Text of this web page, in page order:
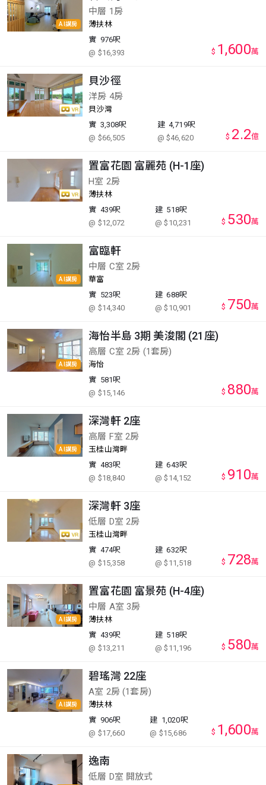
AI講房
中層 1房
薄扶林
實 976呎
@ $16,393
$ 1,600萬
貝沙徑
洋房 4房
貝沙灣
實 3,308呎
@ $66,505
建 4,719呎
@ $46,620
$ 2.2億
置富花園 富麗苑 (H-1座)
H室 2房
薄扶林
實 439呎
@ $12,072
建 518呎
@ $10,231
$ 530萬
AI講房
富臨軒
中層 C室 2房
華富
實 523呎
@ $14,340
建 688呎
@ $10,901
$ 750萬
AI講房
海怡半島 3期 美浚閣 (21座)
高層 C室 2房 (1套房)
海怡
實 581呎
@ $15,146
$ 880萬
AI講房
深灣軒 2座
高層 F室 2房
玉桂山灣畔
實 483呎
@ $18,840
建 643呎
@ $14,152
$ 910萬
深灣軒 3座
低層 D室 2房
玉桂山灣畔
實 474呎
@ $15,358
建 632呎
@ $11,518
$ 728萬
AI講房
置富花園 富景苑 (H-4座)
中層 A室 3房
薄扶林
實 439呎
@ $13,211
建 518呎
@ $11,196
$ 580萬
AI講房
碧瑤灣 22座
A室 2房 (1套房)
薄扶林
實 906呎
@ $17,660
建 1,020呎
@ $15,686
$ 1,600萬
逸南
低層 D室 開放式